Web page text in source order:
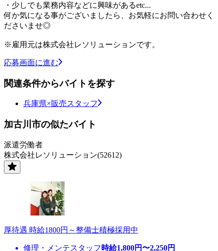
・少しでも業務内容などに興味があるetc...
何か気になる事がございましたら、お気軽にお問い合わせく
ださいませ◎
※雇用元は株式会社レソリューションです。
応募画面に進む
関連条件からバイトを探す
兵庫県×販売スタッフ
加古川市の似たバイト
派遣労働者
株式会社レソリューション(52612)
厚待遇 時給1800円～整備士積極採用中
修理・メンテスタッフ 時給1,800円〜2,250円